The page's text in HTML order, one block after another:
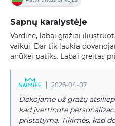
Sapnų karalystėje
Vardinė, labai gražiai
vaikui. Dar tik laukia
anūkei patiks. Labai greitas
| 2026-04-07
Dėkojame už gražų
kad įvertinote
pristatymą. Tikimės, kad